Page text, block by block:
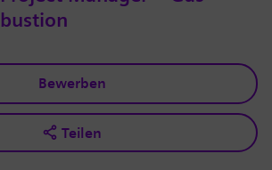
Bewerben
Teilen